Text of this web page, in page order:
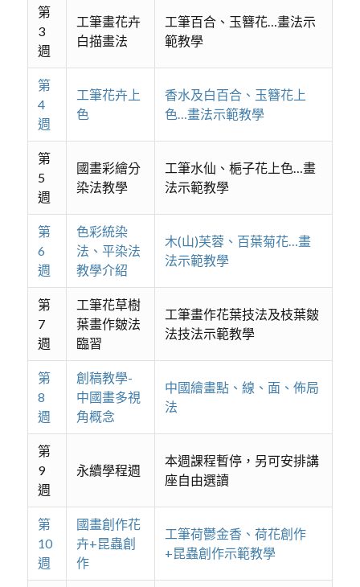
第
3
週
工筆畫花卉
白描畫法
工筆百合、玉簪花…畫法示
範教學
第
4
週
工筆花卉上
色
香水及白百合、玉簪花上
色…畫法示範教學
第
5
週
國畫彩繪分
染法教學
工筆水仙、梔子花上色…畫
法示範教學
第
6
週
色彩統染
法、平染法
教學介紹
木(山)芙蓉、百葉菊花…畫
法示範教學
第
7
週
工筆花草樹
葉畫作皴法
臨習
工筆畫作花葉技法及枝葉皴
法技法示範教學
第
8
週
創稿教學-
中國畫多視
角概念
中國繪畫點、線、面、佈局
法
第
9
週
永續學程週
本週課程暫停，另可安排講
座自由選讀
第
10
週
國畫創作花
卉+昆蟲創
作
工筆荷鬱金香、荷花創作
+昆蟲創作示範教學